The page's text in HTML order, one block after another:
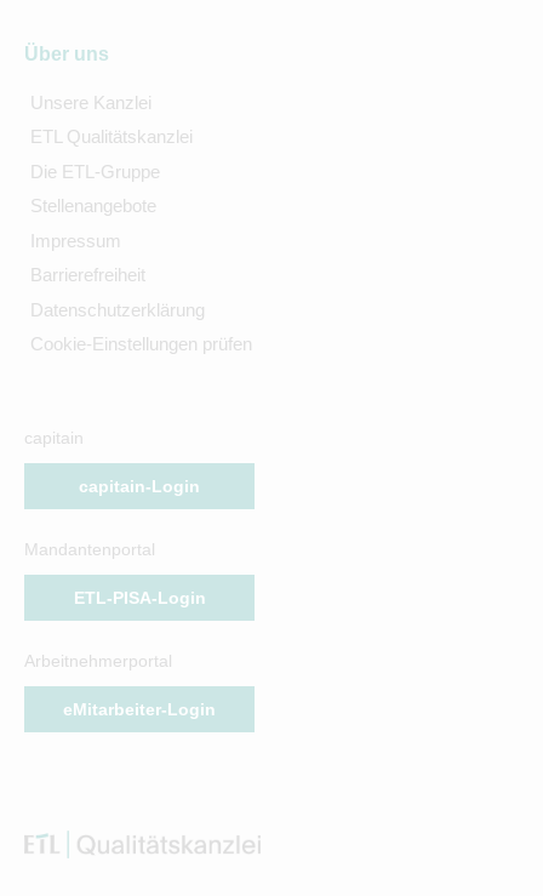
Über uns
Unsere Kanzlei
ETL Qualitätskanzlei
Die ETL-Gruppe
Stellenangebote
Impressum
Barrierefreiheit
Datenschutzerklärung
Cookie-Einstellungen prüfen
capitain
capitain-Login
Mandantenportal
ETL-PISA-Login
Arbeitnehmerportal
eMitarbeiter-Login